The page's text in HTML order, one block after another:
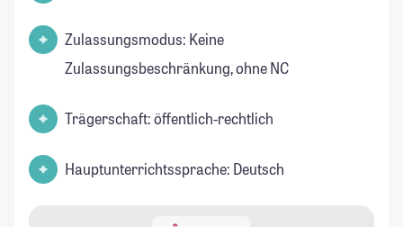
Zulassungsmodus: Keine
Zulassungsbeschränkung, ohne NC
Trägerschaft: öffentlich-rechtlich
Hauptunterrichtssprache: Deutsch